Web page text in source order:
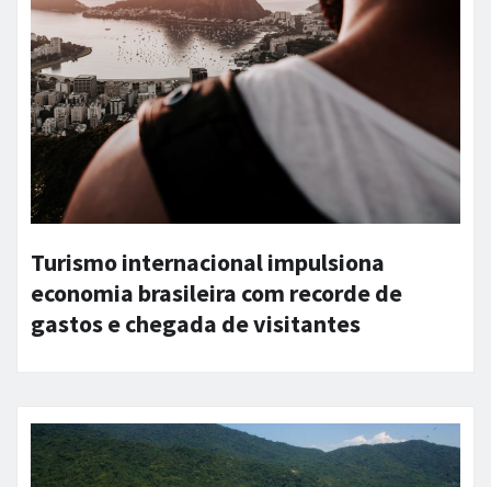
Turismo internacional impulsiona
economia brasileira com recorde de
gastos e chegada de visitantes